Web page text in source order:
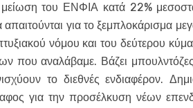
του ΕΝΦΙΑ κατά 22%
για το ξεμπλοκάρισμα
νόμου και του δεύτερου
αναλάβαμε. Βάζει μπουλντόζες
το διεθνές ενδιαφέρον.
για την προσέλκυση νέων